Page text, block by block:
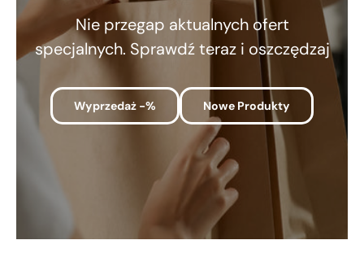
Nie przegap aktualnych ofert
specjalnych. Sprawdź teraz i oszczędzaj
Wyprzedaż -% Nowe Produkty